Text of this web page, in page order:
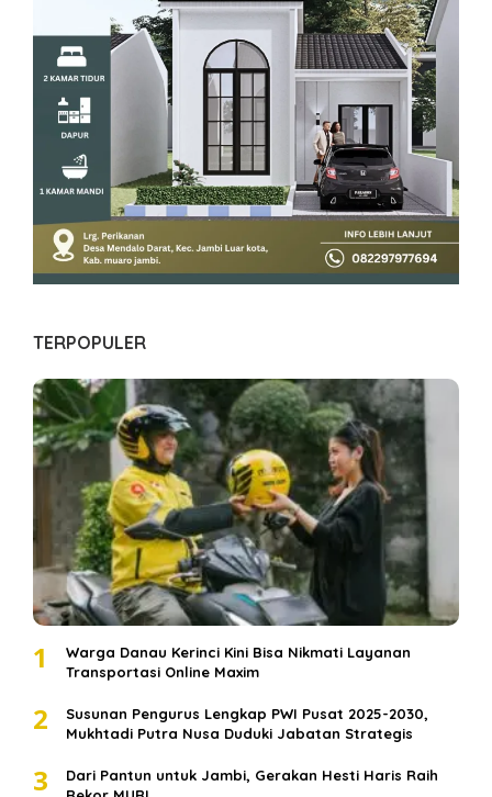
TERPOPULER
1
Warga Danau Kerinci Kini Bisa Nikmati Layanan
Transportasi Online Maxim
2
Susunan Pengurus Lengkap PWI Pusat 2025-2030,
Mukhtadi Putra Nusa Duduki Jabatan Strategis
3
Dari Pantun untuk Jambi, Gerakan Hesti Haris Raih